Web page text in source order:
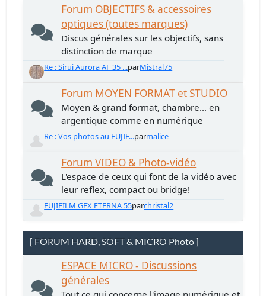
Forum OBJECTIFS & accessoires
optiques (toutes marques)
Discus générales sur les objectifs, sans
distinction de marque
Re : Sirui Aurora AF 35 ...parMistral75
Forum MOYEN FORMAT et STUDIO
Moyen & grand format, chambre... en
argentique comme en numérique
Re : Vos photos au FUJIF...parmalice
Forum VIDEO & Photo-vidéo
L'espace de ceux qui font de la vidéo avec
leur reflex, compact ou bridge!
FUJIFILM GFX ETERNA 55parchristal2
[ FORUM HARD, SOFT & MICRO Photo ]
ESPACE MICRO - Discussions
générales